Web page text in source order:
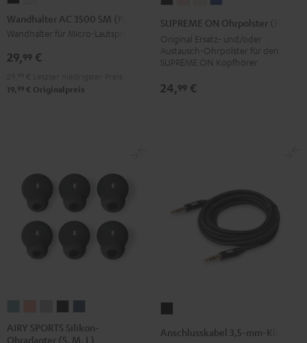
AC
3500
(Paar)
AC
3500
(Paar)
Wandhalter AC 3500 SM (Paar)
Wandhalter für Micro-Lautsprecher
29,99 €
19, 99 € Originalpreis
Ohrpolster
(Paar)
Night
Black
Ohrpolster
(Paar)
Pale
Gold
Ohrpolster
(Paar)
Sand
ON
Ohrpolster
(Paar)
Space
SUPREME ON Ohrpolster (Paar)
Original Ersatz- und/oder
Austausch-Ohrpolster für den
SUPREME ON Kopfhörer
24,99 €
SPORTS
Silikon-
SPORTS
Silikon-
SPORTS
Silikon-
SPORTS
Silikon-Silikon-
AIRY SPORTS Silikon-
Ohradapter (S, M, L)
3,5-
Anschlusskabel 3,5-mm-Klinke